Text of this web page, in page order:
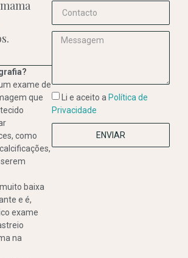
exame de
que
como
baixa
e é,
exame
na
Li e aceito a Política de
Privacidade
ENVIAR